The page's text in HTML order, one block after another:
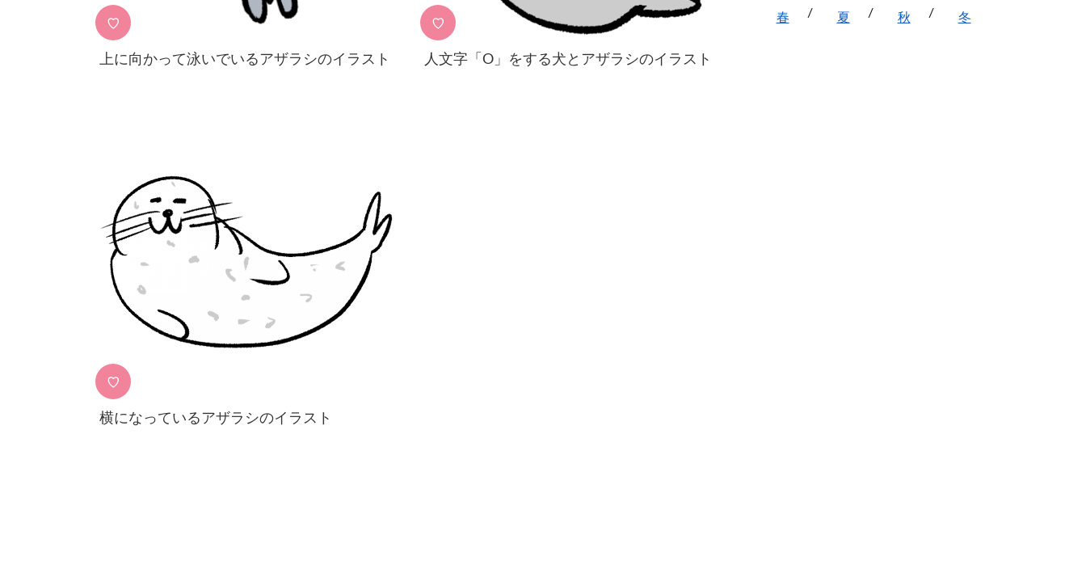
♡
上に向かって泳いでいるアザラシのイラスト
♡
人文字「O」をする犬とアザラシのイラスト
♡
横になっているアザラシのイラスト
春
夏 秋 冬